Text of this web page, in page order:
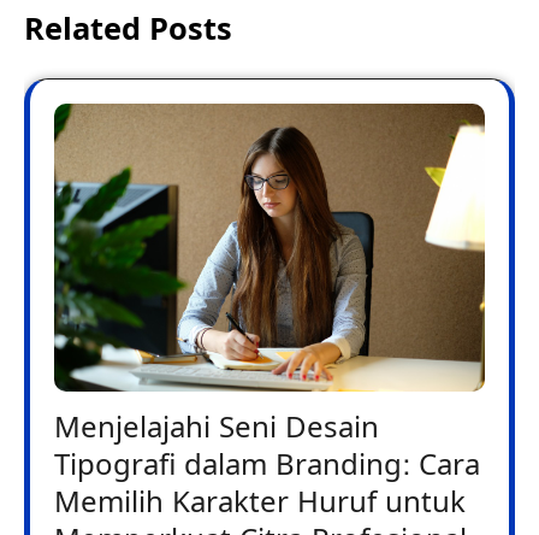
Related Posts
Menjelajahi Seni Desain
Tipografi dalam Branding: Cara
Memilih Karakter Huruf untuk